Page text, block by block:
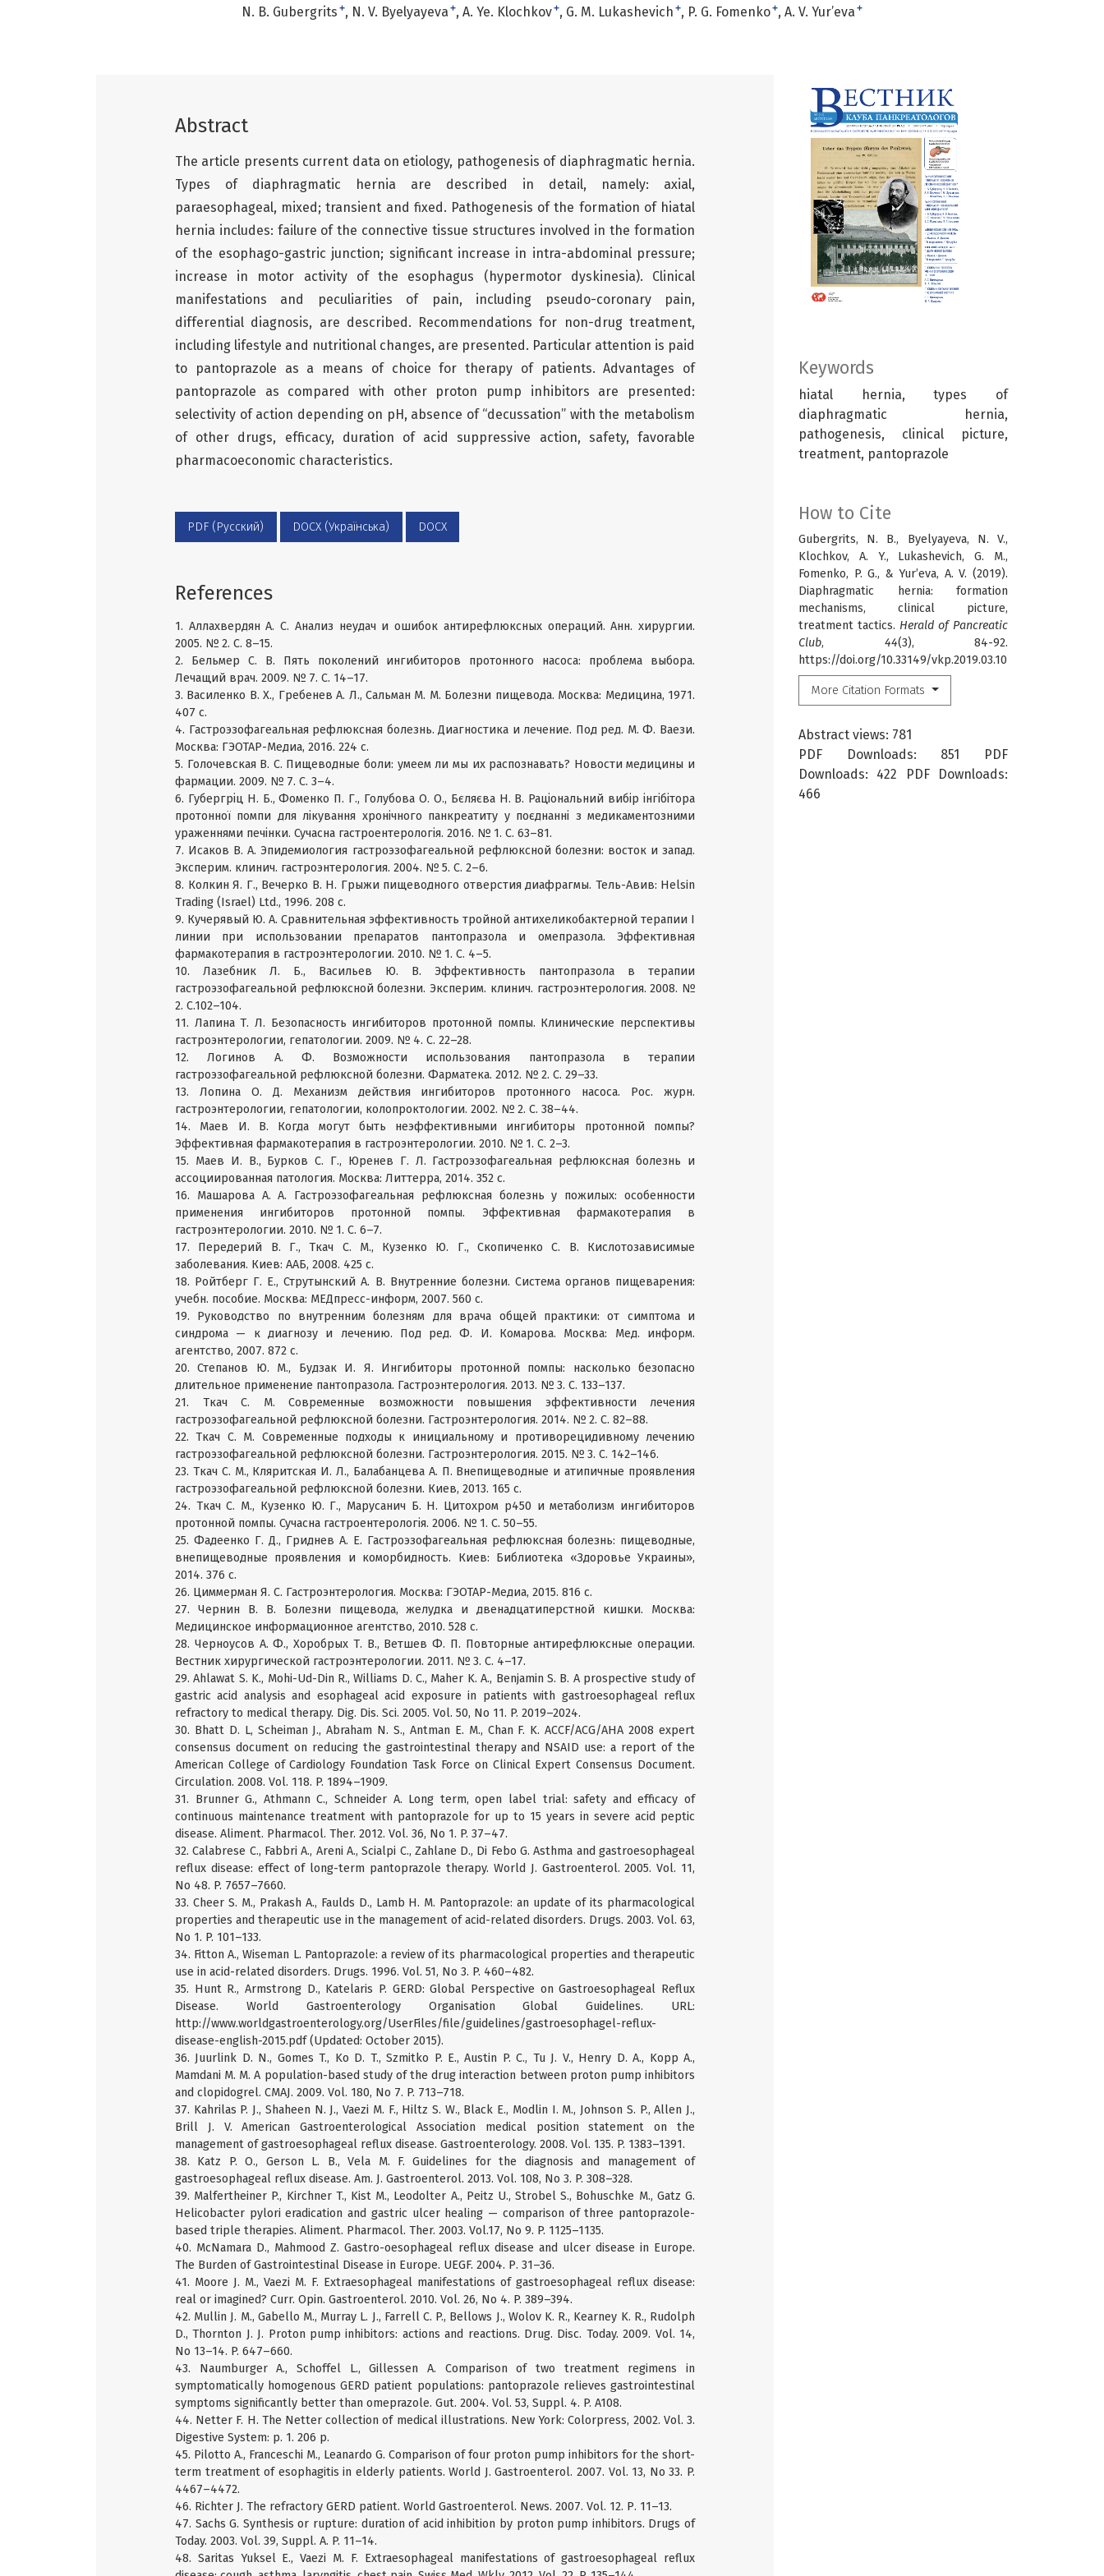
N. B. Gubergrits + N. V. Byelyayeva + A. Ye. Klochkov+ G. M. Lukashevich + P. G. Fomenko+ A. V. Yur’eva +
Keywords
hiatal hernia, types of
diaphragmatic hernia,
pathogenesis, clinical picture,
treatment, pantoprazole
How to Cite
Gubergrits, N. B., Byelyayeva, N. V.,
Klochkov, A. Y., Lukashevich, G. M.,
Fomenko, P. G., & Yur’eva, A. V. (2019).
Diaphragmatic hernia: formation
mechanisms, clinical picture,
treatment tactics. Herald of Pancreatic
Club, 44(3), 84-92.
https://doi.org/10.33149/vkp.2019.03.10
More Citation Formats
Abstract views: 781
PDF Downloads: 851 PDF
Downloads: 422 PDF Downloads:
466
Abstract
The article presents current data on etiology, pathogenesis of diaphragmatic hernia.
Types of diaphragmatic hernia are described in detail, namely: axial,
paraesophageal, mixed; transient and fixed. Pathogenesis of the formation of hiatal
hernia includes: failure of the connective tissue structures involved in the formation
of the esophago-gastric junction; significant increase in intra-abdominal pressure;
increase in motor activity of the esophagus (hypermotor dyskinesia). Clinical
manifestations and peculiarities of pain, including pseudo-coronary pain,
differential diagnosis, are described. Recommendations for non-drug treatment,
including lifestyle and nutritional changes, are presented. Particular attention is paid
to pantoprazole as a means of choice for therapy of patients. Advantages of
pantoprazole as compared with other proton pump inhibitors are presented:
selectivity of action depending on pH, absence of “decussation” with the metabolism
of other drugs, efficacy, duration of acid suppressive action, safety, favorable
pharmacoeconomic characteristics.
PDF (Русский) DOCX (Українська) DOCX
References
1. Аллахвердян А. С. Анализ неудач и ошибок антирефлюксных операций. Анн. хирургии.
2005. № 2. С. 8–15.
2. Бельмер С. В. Пять поколений ингибиторов протонного насоса: проблема выбора.
Лечащий врач. 2009. № 7. С. 14–17.
3. Василенко В. Х., Гребенев А. Л., Сальман М. М. Болезни пищевода. Москва: Медицина, 1971.
407 с.
4. Гастроэзофагеальная рефлюксная болезнь. Диагностика и лечение. Под ред. М. Ф. Ваези.
Москва: ГЭОТАР-Медиа, 2016. 224 с.
5. Голочевская В. С. Пищеводные боли: умеем ли мы их распознавать? Новости медицины и
фармации. 2009. № 7. С. 3–4.
6. Губергріц Н. Б., Фоменко П. Г., Голубова О. О., Бєляєва Н. В. Раціональний вибір інгібітора
протонної помпи для лікування хронічного панкреатиту у поєднанні з медикаментозними
ураженнями печінки. Сучасна гастроентерологія. 2016. № 1. С. 63–81.
7. Исаков В. А. Эпидемиология гастроэзофагеальной рефлюксной болезни: восток и запад.
Эксперим. клинич. гастроэнтерология. 2004. № 5. С. 2–6.
8. Колкин Я. Г., Вечерко В. Н. Грыжи пищеводного отверстия диафрагмы. Тель-Авив: Helsin
Trading (Israel) Ltd., 1996. 208 c.
9. Кучерявый Ю. А. Сравнительная эффективность тройной антихеликобактерной терапии I
линии при использовании препаратов пантопразола и омепразола. Эффективная
фармакотерапия в гастроэнтерологии. 2010. № 1. С. 4–5.
10. Лазебник Л. Б., Васильев Ю. В. Эффективность пантопразола в терапии
гастроэзофагеальной рефлюксной болезни. Эксперим. клинич. гастроэнтерология. 2008. №
2. С.102–104.
11. Лапина Т. Л. Безопасность ингибиторов протонной помпы. Клинические перспективы
гастроэнтерологии, гепатологии. 2009. № 4. С. 22–28.
12. Логинов А. Ф. Возможности использования пантопразола в терапии
гастроэзофагеальной рефлюксной болезни. Фарматека. 2012. № 2. С. 29–33.
13. Лопина О. Д. Механизм действия ингибиторов протонного насоса. Рос. журн.
гастроэнтерологии, гепатологии, колопроктологии. 2002. № 2. С. 38–44.
14. Маев И. В. Когда могут быть неэффективными ингибиторы протонной помпы?
Эффективная фармакотерапия в гастроэнтерологии. 2010. № 1. С. 2–3.
15. Маев И. В., Бурков С. Г., Юренев Г. Л. Гастроэзофагеальная рефлюксная болезнь и
ассоциированная патология. Москва: Литтерра, 2014. 352 с.
16. Машарова А. А. Гастроэзофагеальная рефлюксная болезнь у пожилых: особенности
применения ингибиторов протонной помпы. Эффективная фармакотерапия в
гастроэнтерологии. 2010. № 1. С. 6–7.
17. Передерий В. Г., Ткач С. М., Кузенко Ю. Г., Скопиченко С. В. Кислотозависимые
заболевания. Киев: ААБ, 2008. 425 с.
18. Ройтберг Г. Е., Струтынский А. В. Внутренние болезни. Система органов пищеварения:
учебн. пособие. Москва: МЕДпресс-информ, 2007. 560 с.
19. Руководство по внутренним болезням для врача общей практики: от симптома и
синдрома — к диагнозу и лечению. Под ред. Ф. И. Комарова. Москва: Мед. информ.
агентство, 2007. 872 с.
20. Степанов Ю. М., Будзак И. Я. Ингибиторы протонной помпы: насколько безопасно
длительное применение пантопразола. Гастроэнтерология. 2013. № 3. С. 133–137.
21. Ткач С. М. Современные возможности повышения эффективности лечения
гастроэзофагеальной рефлюксной болезни. Гастроэнтерология. 2014. № 2. С. 82–88.
22. Ткач С. М. Современные подходы к инициальному и противорецидивному лечению
гастроэзофагеальной рефлюксной болезни. Гастроэнтерология. 2015. № 3. С. 142–146.
23. Ткач С. М., Кляритская И. Л., Балабанцева А. П. Внепищеводные и атипичные проявления
гастроэзофагеальной рефлюксной болезни. Киев, 2013. 165 с.
24. Ткач С. М., Кузенко Ю. Г., Марусанич Б. Н. Цитохром р450 и метаболизм ингибиторов
протонной помпы. Сучасна гастроентерологія. 2006. № 1. С. 50–55.
25. Фадеенко Г. Д., Гриднев А. Е. Гастроэзофагеальная рефлюксная болезнь: пищеводные,
внепищеводные проявления и коморбидность. Киев: Библиотека «Здоровье Украины»,
2014. 376 с.
26. Циммерман Я. С. Гастроэнтерология. Москва: ГЭОТАР-Медиа, 2015. 816 с.
27. Чернин В. В. Болезни пищевода, желудка и двенадцатиперстной кишки. Москва:
Медицинское информационное агентство, 2010. 528 с.
28. Черноусов А. Ф., Хоробрых Т. В., Ветшев Ф. П. Повторные антирефлюксные операции.
Вестник хирургической гастроэнтерологии. 2011. № 3. С. 4–17.
29. Ahlawat S. K., Mohi-Ud-Din R., Williams D. C., Maher K. A., Benjamin S. B. A prospective study of
gastric acid analysis and esophageal acid exposure in patients with gastroesophageal reflux
refractory to medical therapy. Dig. Dis. Sci. 2005. Vol. 50, No 11. P. 2019–2024.
30. Bhatt D. L, Scheiman J., Abraham N. S., Antman E. M., Chan F. K. ACCF/ACG/AHA 2008 expert
consensus document on reducing the gastrointestinal therapy and NSAID use: a report of the
American College of Cardiology Foundation Task Force on Clinical Expert Consensus Document.
Circulation. 2008. Vol. 118. P. 1894–1909.
31. Brunner G., Athmann C., Schneider A. Long term, open label trial: safety and efficacy of
continuous maintenance treatment with pantoprazole for up to 15 years in severe acid peptic
disease. Aliment. Pharmacol. Ther. 2012. Vol. 36, No 1. P. 37–47.
32. Calabrese C., Fabbri A., Areni A., Scialpi C., Zahlane D., Di Febo G. Asthma and gastroesophageal
reflux disease: effect of long-term pantoprazole therapy. World J. Gastroenterol. 2005. Vol. 11,
No 48. P. 7657–7660.
33. Cheer S. M., Prakash A., Faulds D., Lamb H. M. Pantoprazole: an update of its pharmacological
properties and therapeutic use in the management of acid-related disorders. Drugs. 2003. Vol. 63,
No 1. P. 101–133.
34. Fitton A., Wiseman L. Pantoprazole: a review of its pharmacological properties and therapeutic
use in acid-related disorders. Drugs. 1996. Vol. 51, No 3. P. 460–482.
35. Hunt R., Armstrong D., Katelaris P. GERD: Global Perspective on Gastroesophageal Reflux
Disease. World Gastroenterology Organisation Global Guidelines. URL:
http://www.worldgastroenterology.org/UserFiles/file/guidelines/gastroesophagel-reflux-
disease-english-2015.pdf (Updated: October 2015).
36. Juurlink D. N., Gomes T., Ko D. T., Szmitko P. E., Austin P. C., Tu J. V., Henry D. A., Kopp A.,
Mamdani M. M. A population-based study of the drug interaction between proton pump inhibitors
and clopidogrel. CMAJ. 2009. Vol. 180, No 7. P. 713–718.
37. Kahrilas P. J., Shaheen N. J., Vaezi M. F., Hiltz S. W., Black E., Modlin I. M., Johnson S. P., Allen J.,
Brill J. V. American Gastroenterological Association medical position statement on the
management of gastroesophageal reflux disease. Gastroenterology. 2008. Vol. 135. P. 1383–1391.
38. Katz P. O., Gerson L. B., Vela M. F. Guidelines for the diagnosis and management of
gastroesophageal reflux disease. Am. J. Gastroenterol. 2013. Vol. 108, No 3. P. 308–328.
39. Malfertheiner P., Kirchner T., Kist M., Leodolter A., Peitz U., Strobel S., Bohuschke M., Gatz G.
Helicobacter pylori eradication and gastric ulcer healing — comparison of three pantoprazole-
based triple therapies. Aliment. Pharmacol. Ther. 2003. Vol.17, No 9. P. 1125–1135.
40. McNamara D., Mahmood Z. Gastro-oesophageal reflux disease and ulcer disease in Europe.
The Burden of Gastrointestinal Disease in Europe. UEGF. 2004. Р. 31–36.
41. Moore J. M., Vaezi M. F. Extraesophageal manifestations of gastroesophageal reflux disease:
real or imagined? Curr. Opin. Gastroenterol. 2010. Vol. 26, No 4. P. 389–394.
42. Mullin J. M., Gabello M., Murray L. J., Farrell C. P., Bellows J., Wolov K. R., Kearney K. R., Rudolph
D., Thornton J. J. Proton pump inhibitors: actions and reactions. Drug. Disc. Today. 2009. Vol. 14,
No 13–14. P. 647–660.
43. Naumburger A., Schoffel L., Gillessen A. Comparison of two treatment regimens in
symptomatically homogenous GERD patient populations: pantoprazole relieves gastrointestinal
symptoms significantly better than omeprazole. Gut. 2004. Vol. 53, Suppl. 4. P. A108.
44. Netter F. H. The Netter collection of medical illustrations. New York: Colorpress, 2002. Vol. 3.
Digestive System: p. 1. 206 p.
45. Pilotto A., Franceschi M., Leanardo G. Comparison of four proton pump inhibitors for the short-
term treatment of esophagitis in elderly patients. World J. Gastroenterol. 2007. Vol. 13, No 33. P.
4467–4472.
46. Richter J. The refractory GERD patient. World Gastroenterol. News. 2007. Vol. 12. Р. 11–13.
47. Sachs G. Synthesis or rupture: duration of acid inhibition by proton pump inhibitors. Drugs of
Today. 2003. Vol. 39, Suppl. A. P. 11–14.
48. Saritas Yuksel E., Vaezi M. F. Extraesophageal manifestations of gastroesophageal reflux